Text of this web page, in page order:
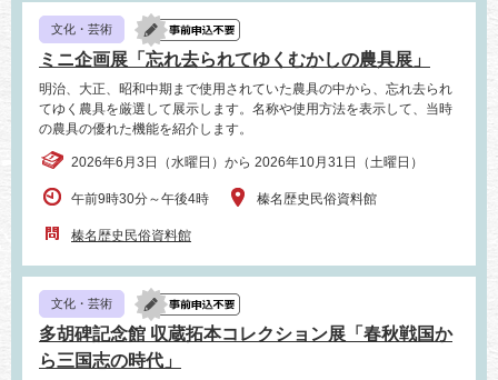
文化・芸術
ミニ企画展「忘れ去られてゆくむかしの農具展」
明治、大正、昭和中期まで使用されていた農具の中から、忘れ去られ
てゆく農具を厳選して展示します。名称や使用方法を表示して、当時
の農具の優れた機能を紹介します。
2026年6月3日（水曜日）から 2026年10月31日（土曜日）
午前9時30分～午後4時 榛名歴史民俗資料館
榛名歴史民俗資料館
文化・芸術
多胡碑記念館 収蔵拓本コレクション展「春秋戦国か
ら三国志の時代」